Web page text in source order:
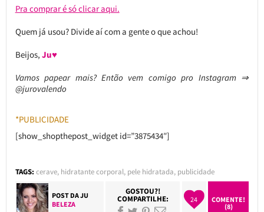
Pra comprar é só clicar aqui.
Quem já usou? Divide aí com a gente o que achou!
Beijos, Ju♥
Vamos papear mais? Então vem comigo pro Instagram ⇒
@jurovalendo
*PUBLICIDADE
[show_shopthepost_widget id=”3875434″]
TAGS: cerave, hidratante corporal, pele hidratada, publicidade
POST DAJU
BELEZA
GOSTOU?!
COMPARTILHE: 24
COMENTE!
(8)